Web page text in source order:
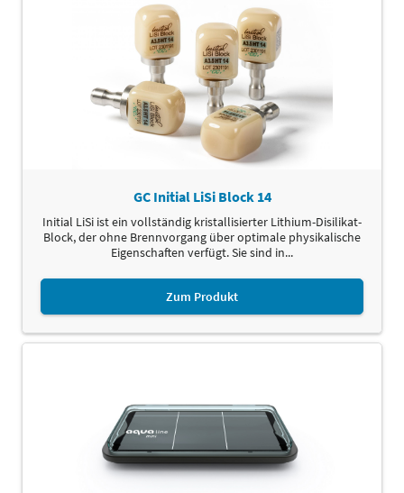
GC Initial LiSi Block 14
Initial LiSi ist ein vollständig kristallisierter Lithium-Disilikat-
Block, der ohne Brennvorgang über optimale physikalische
Eigenschaften verfügt. Sie sind in...
Zum Produkt